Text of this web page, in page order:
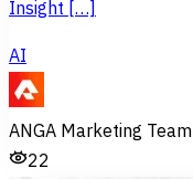
Insight […]
AI
ANGA Marketing Team
22